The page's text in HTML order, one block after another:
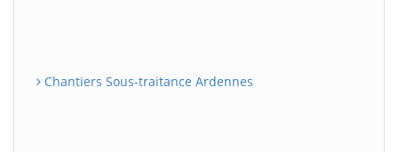
Chantiers Sous-traitance Ardennes